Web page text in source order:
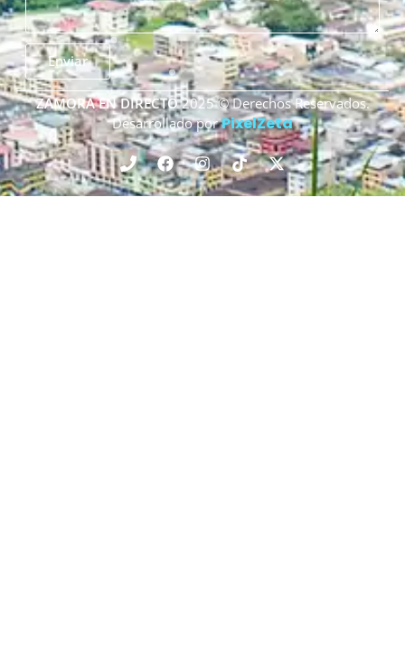
Enviar
ZAMORA EN DIRECTO2025 © Derechos Reservados.
Desarrollado porPixelZeta